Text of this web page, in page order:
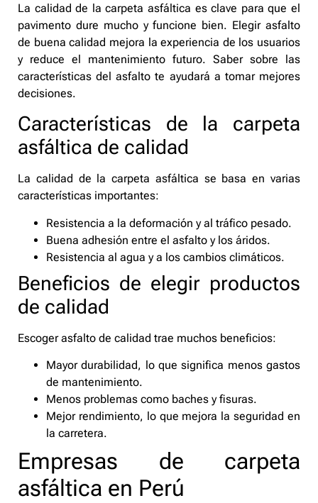
La calidad de la carpeta asfáltica es clave para que el
pavimento dure mucho y funcione bien. Elegir asfalto
de buena calidad mejora la experiencia de los usuarios
y reduce el mantenimiento futuro. Saber sobre las
características del asfalto te ayudará a tomar mejores
decisiones.
Características de la carpeta
asfáltica de calidad
La calidad de la carpeta asfáltica se basa en varias
características importantes:
Resistencia a la deformación y al tráfico pesado.
Buena adhesión entre el asfalto y los áridos.
Resistencia al agua y a los cambios climáticos.
Beneficios de elegir productos
de calidad
Escoger asfalto de calidad trae muchos beneficios:
Mayor durabilidad, lo que significa menos gastos
de mantenimiento.
Menos problemas como baches y fisuras.
Mejor rendimiento, lo que mejora la seguridad en
la carretera.
Empresas de carpeta
asfáltica en Perú